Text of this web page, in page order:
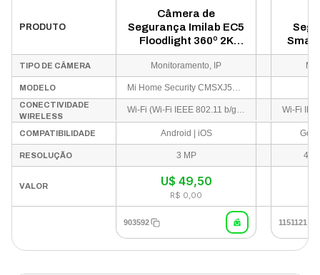
PRODUTO
Câmera de
Segurança Imilab EC5
Floodlight 360º 2K
3MP WiFi - Branco
TIPO DE CÂMERA Monitoramento, IP
MODELO Mi Home Security CMSXJ55A EC5 2K
CONECTIVIDADE
WIRELESS
Wi-Fi (Wi-Fi IEEE 802.11 b/g/n 2.4GHz) | Bluetooth
COMPATIBILIDADE Android | iOS
RESOLUÇÃO 3 MP 4
VALOR U$ 49,50
R$ 0,00
903592 1151121